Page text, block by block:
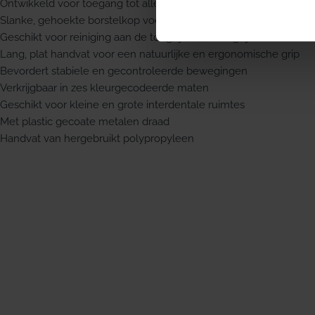
Ontwikkeld voor toegang tot alle interdentale ruimtes
Slanke, gehoekte borstelkop voor beter bereik achter in de mond
Geschikt voor reiniging aan de tongzijde en wangzijde
Lang, plat handvat voor een natuurlijke en ergonomische grip
Bevordert stabiele en gecontroleerde bewegingen
Verkrijgbaar in zes kleurgecodeerde maten
Geschikt voor kleine en grote interdentale ruimtes
Met plastic gecoate metalen draad
Handvat van hergebruikt polypropyleen